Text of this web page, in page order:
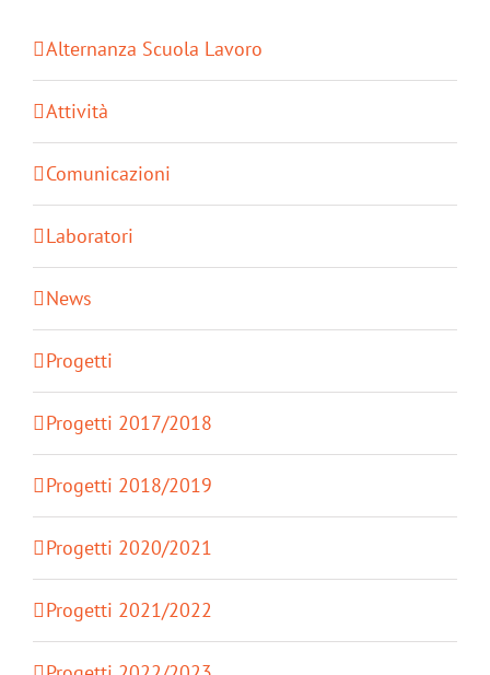
Alternanza Scuola Lavoro
Attività
Comunicazioni
Laboratori
News
Progetti
Progetti 2017/2018
Progetti 2018/2019
Progetti 2020/2021
Progetti 2021/2022